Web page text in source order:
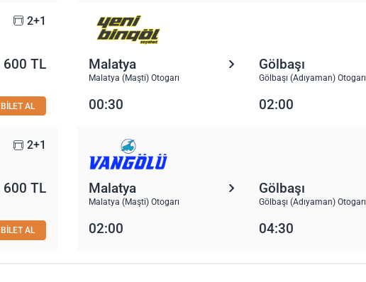
2+1
600 TL
BİLET AL
Malatya
Malatya (Maşti) Otogarı
Gölbaşı
Gölbaşı (Adıyaman) Otogarı
00:30 02:00
2+1
600 TL
BİLET AL
Malatya
Malatya (Maşti) Otogarı
Gölbaşı
Gölbaşı (Adıyaman) Otogarı
02:00 04:30